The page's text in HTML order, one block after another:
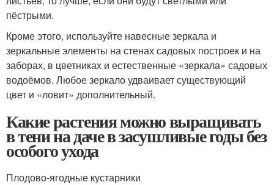
пёстрыми.
Кроме этого, используйте навесные зеркала и
зеркальные элементы на стенах садовых построек и на
заборах, в цветниках и естественные «зеркала» садовых
водоёмов. Любое зеркало удваивает существующий
цвет и «ловит» дополнительный.
Какие растения можно выращивать
в тени на даче в засушливые годы без
особого ухода
Плодово-ягодные кустарники